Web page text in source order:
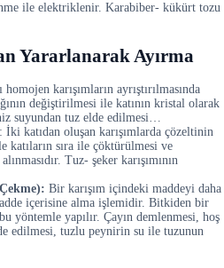
ile elektriklenir. Karabiber- kükürt tozu
Yararlanarak Ayırma
homojen karışımların ayrıştırılmasında
değiştirilmesi ile katının kristal olarak
suyundan tuz elde edilmesi…
: İki katıdan oluşan karışımlarda çözeltinin
katıların sıra ile çöktürülmesi ve
Tuz- şeker karışımının
Bir karışım içindeki maddeyi daha
içerisine alma işlemidir. Bitkiden bir
yöntemle yapılır. Çayın demlenmesi, hoş
edilmesi, tuzlu peynirin su ile tuzunun